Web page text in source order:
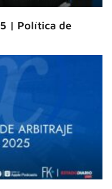
| Política de